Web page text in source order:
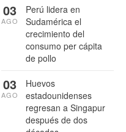
Perú lidera en
Sudamérica el
crecimiento del
consumo per cápita
de pollo
03
AGO
Huevos
estadounidenses
regresan a Singapur
después de dos
03
AGO